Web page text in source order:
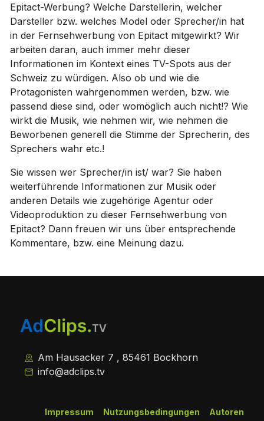
Epitact-Werbung? Welche Darstellerin, welcher
Darsteller bzw. welches Model oder Sprecher/in hat
in der Fernsehwerbung von Epitact mitgewirkt? Wir
arbeiten daran, auch immer mehr dieser
Informationen im Kontext eines TV-Spots aus der
Schweiz zu würdigen. Also ob und wie die
Protagonisten wahrgenommen werden, bzw. wie
passend diese sind, oder womöglich auch nicht!? Wie
wirkt die Musik, wie nehmen wir, wie nehmen die
Beworbenen generell die Stimme der Sprecherin, des
Sprechers wahr etc.!
Sie wissen wer Sprecher/in ist/ war? Sie haben
weiterführende Informationen zur Musik oder
anderen Details wie zugehörige Agentur oder
Videoproduktion zu dieser Fernsehwerbung von
Epitact? Dann freuen wir uns über entsprechende
Kommentare, bzw. eine Meinung dazu.
Am Hausacker 7 , 85461 Bockhorn
info@adclips.tv
Autoren
Nutzungsbedingungen
Impressum